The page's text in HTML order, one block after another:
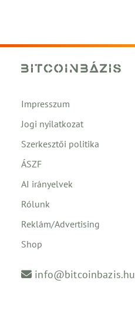
Impresszum
Jogi nyilatkozat
Szerkesztői politika
ÁSZF
AI irányelvek
Rólunk
Reklám/Advertising
Shop
info@bitcoinbazis.hu